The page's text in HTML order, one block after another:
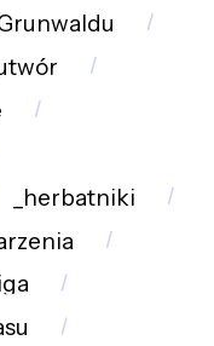
_herbatniki